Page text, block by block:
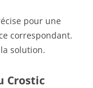
pour une
correspondant.
solution.
Crostic